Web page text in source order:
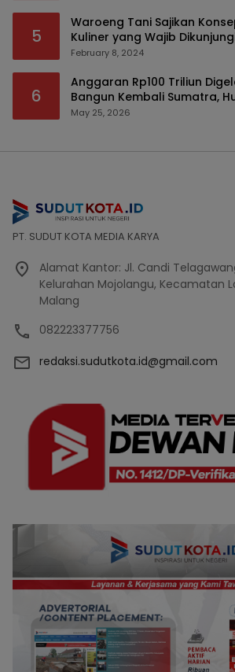
5
Waroeng Tani Sajikan
Kuliner yang Wajib
February 8, 2024
6
Anggaran Rp100 Triliun
Bangun Kembali Sumatra,
Bencana Bakal Difokuskan
May 25, 2026
PT. SUDUT KOTA MEDIA KARYA
Alamat Kantor: Jl. Candi
Kelurahan Mojolangu, Kecamatan
Malang
082223377756
redaksi.sudutkota.id@gmail.com